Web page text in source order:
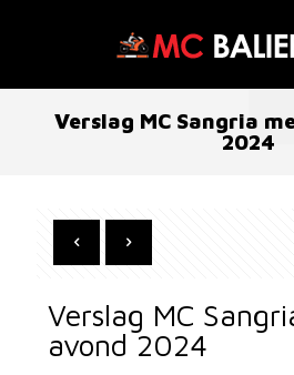
Verslag MC Sangria
2024
Verslag MC
avond 2024